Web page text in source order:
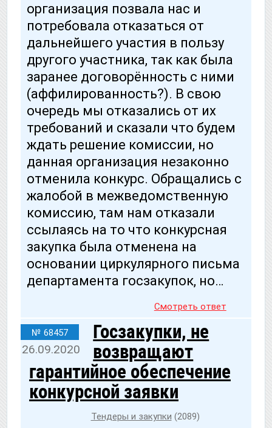
организация позвала нас и
потребовала отказаться от
дальнейшего участия в пользу
другого участника, так как была
заранее договорённость с ними
(аффилированность?). В свою
очередь мы отказались от их
требований и сказали что будем
ждать решение комиссии, но
данная организация незаконно
отменила конкурс. Обращались с
жалобой в межведомственную
комиссию, там нам отказали
ссылаясь на то что конкурсная
закупка была отменена на
основании циркулярного письма
департамента госзакупок, но…
Смотреть ответ
№ 68457
26.09.2020
Госзакупки, не
возвращают
гарантийное обеспечение
конкурсной заявки
Тендеры и закупки (2089)